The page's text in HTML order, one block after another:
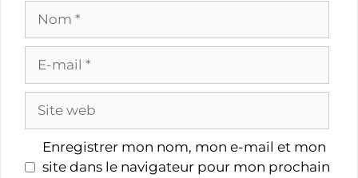
Site
Enregistrer mon nom, mon e-mail et mon
site dans le navigateur pour mon prochain